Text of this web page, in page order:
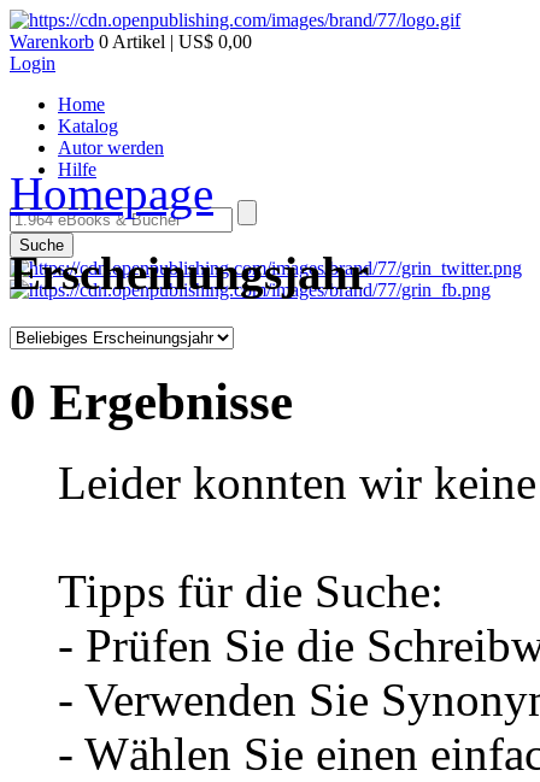
Warenkorb 0 Artikel | US$ 0,00
Login
Home
Katalog
Autor werden
Hilfe
Suche
Homepage
Erscheinungsjahr
0 Ergebnisse
Leider konnten wir
Tipps für die Suche:
- Prüfen Sie die
- Verwenden Sie
- Wählen Sie einen